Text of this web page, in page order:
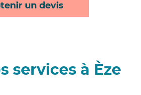
un devis
services à Èze